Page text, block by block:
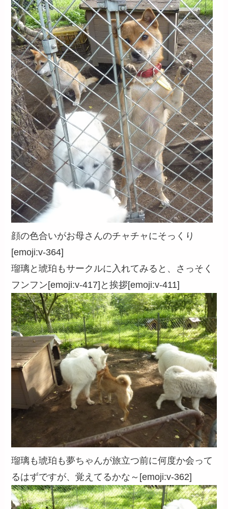
顔の色合いがお母さんのチャチャにそっくり
[emoji:v-364]
瑠璃と琥珀もサークルに入れてみると、さっそく
フンフン[emoji:v-417]と挨拶[emoji:v-411]
瑠璃も琥珀も夢ちゃんが旅立つ前に何度か会って
るはずですが、覚えてるかな～[emoji:v-362]